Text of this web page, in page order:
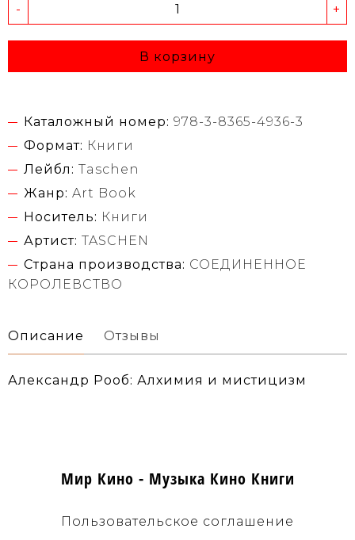
- +
В корзину
Каталожный номер: 978-3-8365-4936-3
Формат: Книги
Лейбл: Taschen
Жанр: Art Book
Носитель: Книги
Артист: TASCHEN
Страна производства: СОЕДИНЕННОЕ
КОРОЛЕВСТВО
Описание Отзывы
Александр Рооб: Алхимия и мистицизм
Мир Кино - Музыка Кино Книги
Пользовательское соглашение